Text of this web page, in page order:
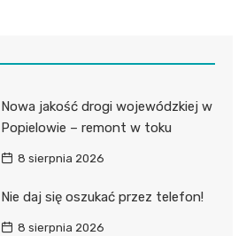
Nowa jakość drogi wojewódzkiej w
Popielowie – remont w toku
8 sierpnia 2026
Nie daj się oszukać przez telefon!
8 sierpnia 2026